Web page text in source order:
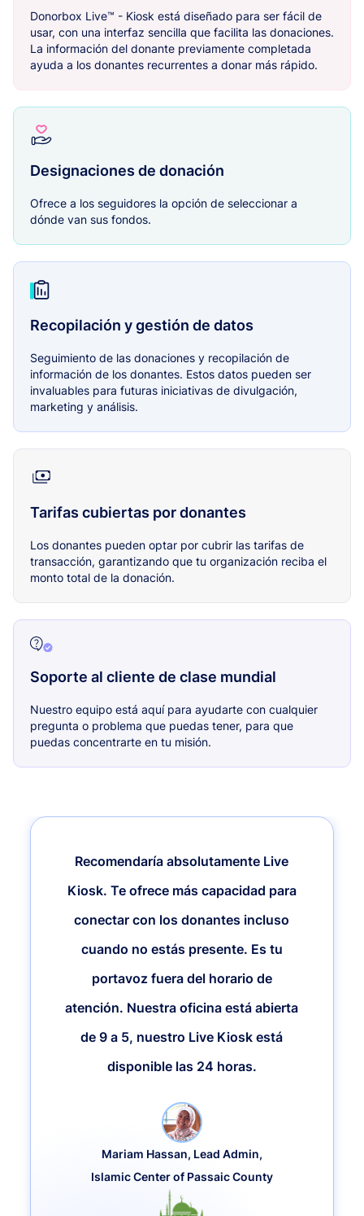
Donorbox Live™ - Kiosk está diseñado para ser fácil de
usar, con una interfaz sencilla que facilita las donaciones.
La información del donante previamente completada
ayuda a los donantes recurrentes a donar más rápido.
Designaciones de donación
Ofrece a los seguidores la opción de seleccionar a
dónde van sus fondos.
Recopilación y gestión de datos
Seguimiento de las donaciones y recopilación de
información de los donantes. Estos datos pueden ser
invaluables para futuras iniciativas de divulgación,
marketing y análisis.
Tarifas cubiertas por donantes
Los donantes pueden optar por cubrir las tarifas de
transacción, garantizando que tu organización reciba el
monto total de la donación.
Soporte al cliente de clase mundial
Nuestro equipo está aquí para ayudarte con cualquier
pregunta o problema que puedas tener, para que
puedas concentrarte en tu misión.
Recomendaría absolutamente Live
Kiosk. Te ofrece más capacidad para
conectar con los donantes incluso
cuando no estás presente. Es tu
portavoz fuera del horario de
atención. Nuestra oficina está abierta
de 9 a 5, nuestro Live Kiosk está
disponible las 24 horas.
Mariam Hassan, Lead Admin,
Islamic Center of Passaic County